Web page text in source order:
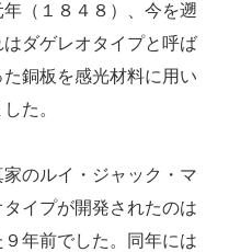
（１８４８）、今を遡
ダゲレオタイプと呼ば
銅板を感光材料に用い
た。
のルイ・ジャック・マ
イプが開発されたのは
年前でした。同年には